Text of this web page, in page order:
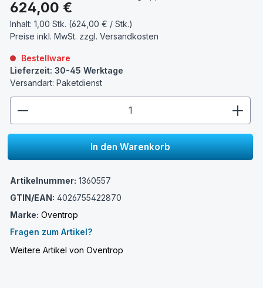
Regulärer Preis:
624,00 €
Inhalt: 1,00 Stk. (624,00 € / Stk.)
Preise inkl. MwSt. zzgl. Versandkosten
Bestellware
Lieferzeit: 30-45 Werktage
Versandart: Paketdienst
In den Warenkorb
Artikelnummer: 1360557
GTIN/EAN: 4026755422870
Marke: Oventrop
Fragen zum Artikel?
Weitere Artikel von Oventrop